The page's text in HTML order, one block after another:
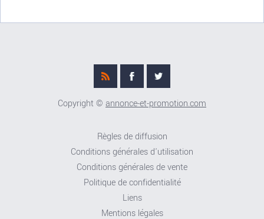
Copyright © annonce-et-promotion.com
Règles de diffusion
Conditions générales d'utilisation
Conditions générales de vente
Politique de confidentialité
Liens
Mentions légales